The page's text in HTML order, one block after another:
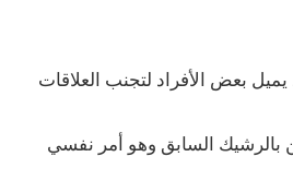
بعض الأفراد لتجنب العلاقات
بالرشيك السابق وهو أمر نفسي